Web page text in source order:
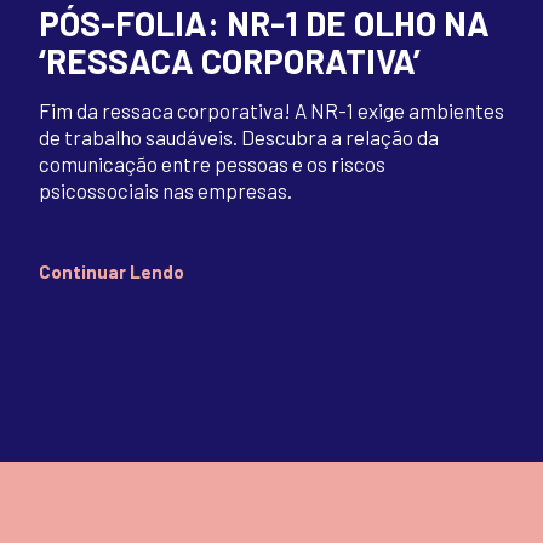
PÓS-FOLIA: NR-1 DE OLHO NA
‘RESSACA CORPORATIVA’
Fim da ressaca corporativa! A NR-1 exige ambientes
de trabalho saudáveis. Descubra a relação da
comunicação entre pessoas e os riscos
psicossociais nas empresas.
Continuar Lendo